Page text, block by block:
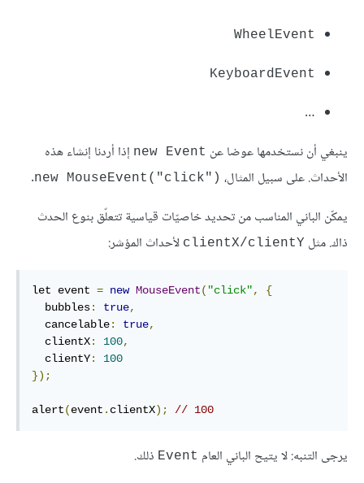
WheelEvent
KeyboardEvent
…
ينبغي أن نستخدمها عوضا عن new Event إذا أردنا إنشاء هذه
الأحداث. على سبيل المثال، new MouseEvent("click")‎
.
يمكّن الباني المناسب من تحديد خاصيّات قياسية تتعلّق بنوع الحدث
ذاك. مثل clientX/clientY لأحداث المؤشر:
let event = new MouseEvent( "click",
{
  bubbles
: true,
  cancelable
: true,
  clientX
: 100,
  clientY
:
100
});
alert(event . clientX); // 100
يرجى التنبه: لا يتيح الباني العام Event ذلك.